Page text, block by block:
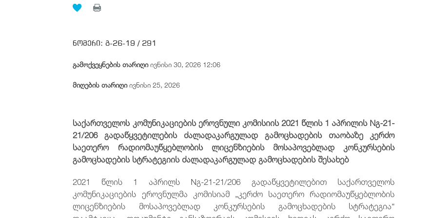
ნომერი: გ-26-19 / 291
გამოქვეყნების თარიღიივნისი 30, 2026 12:06
მიღების თარიღიივნისი 25, 2026
საქართველოს კომუნიკაციების ეროვნული კომისიის 2021 წლის 1 აპრილის Nგ-21-
21/206 გადაწყვეტილების ძალადაკარგულად გამოცხადების თაობაზეკერძო
საეთერო რადიომაუწყებლობის ლიცენზიების მოსაპოვებლად კონკურსების
გამოცხადების სტრატეგიის ძალადაკარგულად გამოცხადების შესახებ
2021 წლის 1 აპრილს Nგ-21-21/206 გადაწყვეტილებით საქართველოს
კომუნიკაციების ეროვნულმა კომისიამ „კერძო საეთერო რადიომაუწყებლობის
ლიცენზიების მოსაპოვებლად კონკურსების გამოცხადების სტრატეგია“